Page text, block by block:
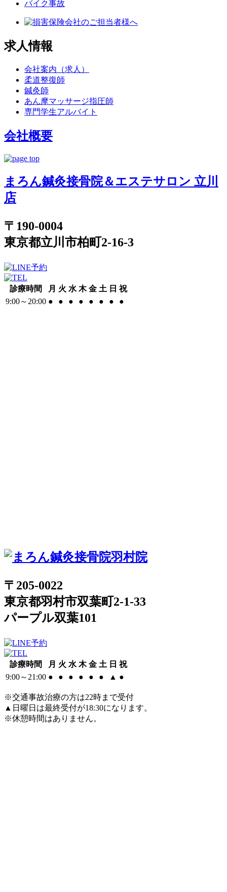
バイク事故
求人情報
会社案内（求人）
柔道整復師
鍼灸師
あん摩マッサージ指圧師
専門学生アルバイト
会社概要
まろん鍼灸接骨院＆エステサロン 立川
店
〒190-0004
東京都立川市柏町2-16-3
診療時間 月 火 水 木 金 土 日 祝
9:00～20:00 ● ● ● ● ● ● ● ●
〒205-0022
東京都羽村市双葉町2-1-33
パープル双葉101
診療時間 月 火 水 木 金 土 日 祝
9:00～21:00 ● ● ● ● ● ● ▲ ●
※交通事故治療の方は22時まで受付
▲日曜日は最終受付が18:30になります。
※休憩時間はありません。